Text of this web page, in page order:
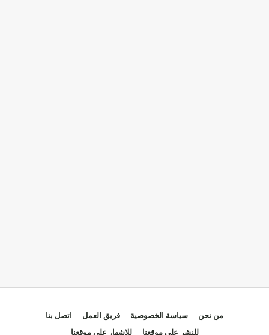
من نحن سياسة الخصوصية فريق العمل
اتصل بنا
للنشر على موقعنا
للإشهار على موقعنا